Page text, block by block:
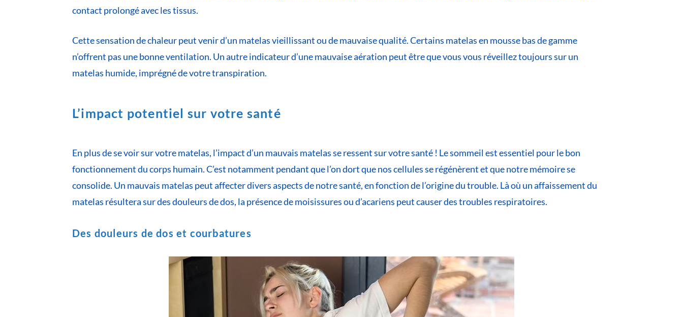
contact prolongé avec les tissus.
Cette sensation de chaleur peut venir d’un matelas vieillissant ou de mauvaise qualité. Certains matelas en mousse bas de gamme
n’offrent pas une bonne ventilation. Un autre indicateur d’une mauvaise aération peut être que vous vous réveillez toujours sur un
matelas humide, imprégné de votre transpiration.
L’impact potentiel sur votre santé
En plus de se voir sur votre matelas, l’impact d’un mauvais matelas se ressent sur votre santé ! Le sommeil est essentiel pour le bon
fonctionnement du corps humain. C’est notamment pendant que l’on dort que nos cellules se régénèrent et que notre mémoire se
consolide. Un mauvais matelas peut affecter divers aspects de notre santé, en fonction de l’origine du trouble. Là où un affaissement du
matelas résultera sur des douleurs de dos, la présence de moisissures ou d’acariens peut causer des troubles respiratoires.
Des douleurs de dos et courbatures